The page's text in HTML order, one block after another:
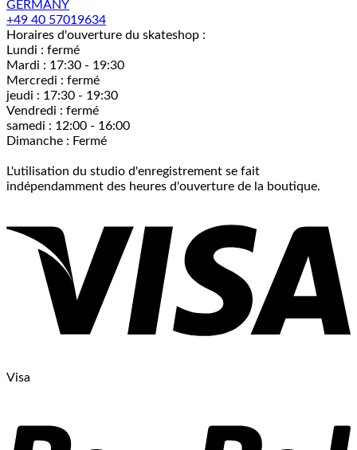
GERMANY
+49 40 57019634
Horaires d'ouverture du skateshop :
Lundi : fermé
Mardi : 17:30 - 19:30
Mercredi : fermé
jeudi : 17:30 - 19:30
Vendredi : fermé
samedi : 12:00 - 16:00
Dimanche : Fermé
L'utilisation du studio d'enregistrement se fait
indépendamment des heures d'ouverture de la boutique.
Visa